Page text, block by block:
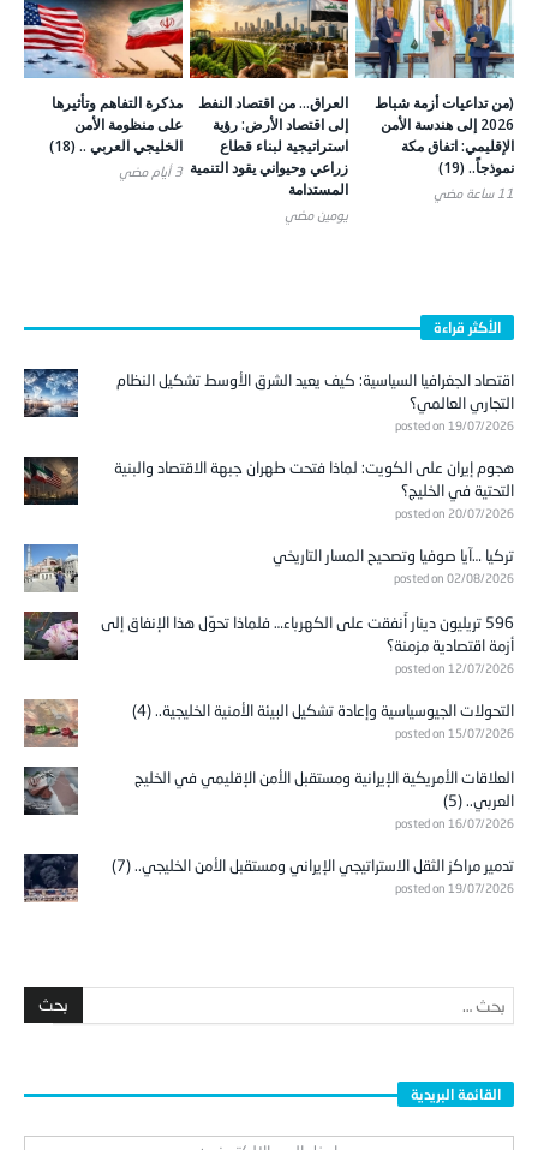
(من تداعيات أزمة شباط
2026 إلى هندسة الأمن
الإقليمي: اتفاق مكة
نموذجاً.. (19)
11 ساعة ‎مضي
العراق… من اقتصاد النفط
إلى اقتصاد الأرض: رؤية
استراتيجية لبناء قطاع
زراعي وحيواني يقود التنمية
المستدامة
يومين ‎مضي
مذكرة التفاهم وتأثيرها
على منظومة الأمن
الخليجي العربي .. (18)
3 أيام ‎مضي
الأكثر قراءة
اقتصاد الجغرافيا السياسية: كيف يعيد الشرق الأوسط تشكيل النظام
التجاري العالمي؟
posted on 19/07/2026
هجوم إيران على الكويت: لماذا فتحت طهران جبهة الاقتصاد والبنية
التحتية في الخليج؟
posted on 20/07/2026
تركيا …آيا صوفيا وتصحيح المسار التاريخي
posted on 02/08/2026
596 تريليون دينار أُنفقت على الكهرباء… فلماذا تحوّل هذا الإنفاق إلى
أزمة اقتصادية مزمنة؟
posted on 12/07/2026
التحولات الجيوسياسية وإعادة تشكيل البيئة الأمنية الخليجية.. (4)
posted on 15/07/2026
العلاقات الأمريكية الإيرانية ومستقبل الأمن الإقليمي في الخليج
العربي.. (5)
posted on 16/07/2026
تدمير مراكز الثقل الاستراتيجي الإيراني ومستقبل الأمن الخليجي.. (7)
posted on 19/07/2026
القائمة البريدية